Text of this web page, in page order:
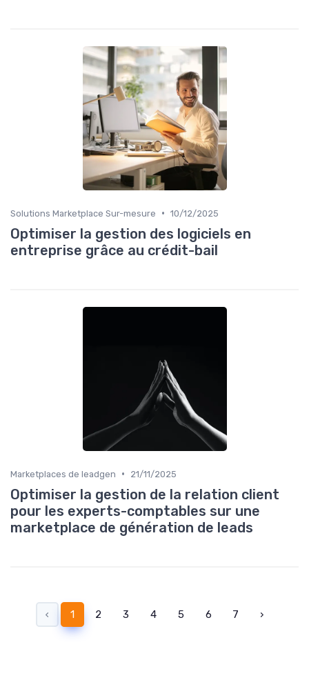
Solutions Marketplace Sur-mesure • 10/12/2025
Optimiser la gestion des logiciels en
entreprise grâce au crédit-bail
Marketplaces de leadgen • 21/11/2025
Optimiser la gestion de la relation client
pour les experts-comptables sur une
marketplace de génération de leads
‹ 1 2 3 4 5 6 7 ›